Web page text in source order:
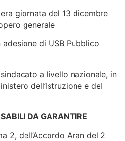
giornata del 13 dicembre
generale
di USB Pubblico
a livello nazionale, in
dell’Istruzione e del
DA GARANTIRE
2, dell’Accordo Aran del 2